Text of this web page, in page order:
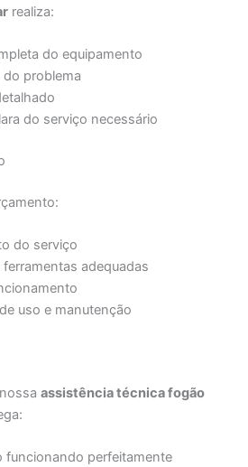
realiza:
do equipamento
problema
do serviço necessário
do serviço
adequadas
uso e manutenção
assistência técnica fogão
funcionando perfeitamente